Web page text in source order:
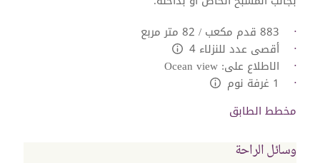
883 قدم مكعب / 82 متر مربع
أقصى عدد للنزلاء 4
الاطلاع على: Ocean view
1 غرفة نوم
مخطط الطابق
وسائل الراحة